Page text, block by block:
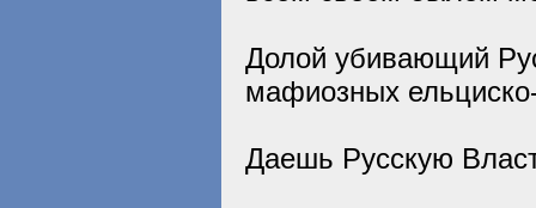
Долой убивающий
мафиозных
Даешь Русскую